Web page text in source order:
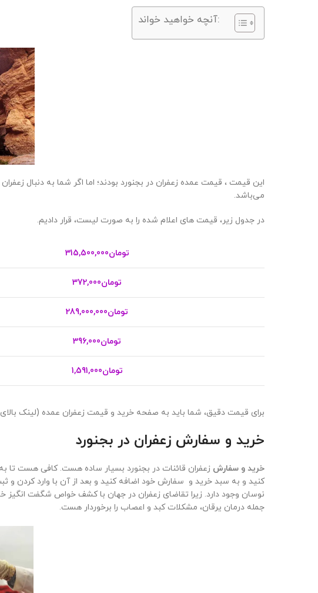
آنچه خواهید خواند:
این قیمت ، قیمت عمده زعفران در بجنورد بودند؛ اما اگر شما به دنبال
می‌باشد.
در جدول زیر، قیمت های اعلام شده را به صورت لیست، قرار دادیم.
تومان315,500,000
تومان372,000
تومان289,000,000
تومان396,000
تومان1,591,000
برای قیمت دقیق، شما باید به صفحه خرید و قیمت زعفران عمده (لینک
خرید و سفارش زعفران در بجنورد
خرید و سفارش زعفران قائنات در بجنورد بسیار ساده هست. کافی هست
کنید و به سبد خرید و سفارش خود اضافه کنید و بعد از آن با وارد کردن و ثبت کردن سفارش
نوسان وجود دارد. زیرا تقاضای زعفران در جهان با کشف خواص شگفت
جمله درمان یرقان، مشکلات کبد و اعصاب را برخوردار هست.